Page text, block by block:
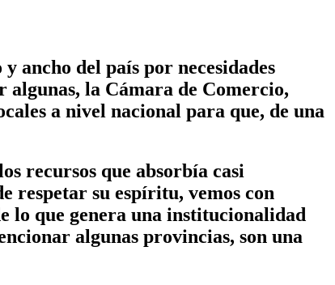
ancho del país por necesidades
algunas, la Cámara de Comercio,
a nivel nacional para que, de una
recursos que absorbía casi
respetar su espíritu, vemos con
lo que genera una institucionalidad
algunas provincias, son una